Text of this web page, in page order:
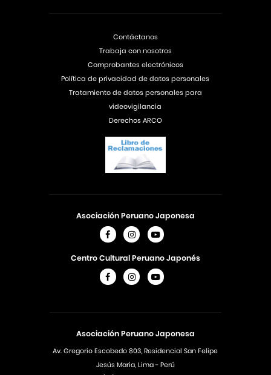
Asociación Peruano Japonesa
Av. Gregorio Escobedo 803, Residencial San Felipe
Jesús Maria, Lima - Perú
Asociación Peruano Japonesa
Centro Cultural Peruano Japonés
Contáctanos
Trabaja con nosotros
Comprobantes electrónicos
Política de privacidad de datos personales
Tratamiento de datos personales para
videovigilancia
Derechos ARCO